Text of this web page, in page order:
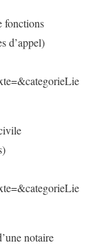
fonctions
d’appel)
notaire